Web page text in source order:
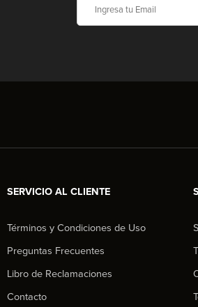
SERVICIO AL CLIENTE
Términos y Condiciones de Uso
Preguntas Frecuentes
Libro de Reclamaciones
Contacto